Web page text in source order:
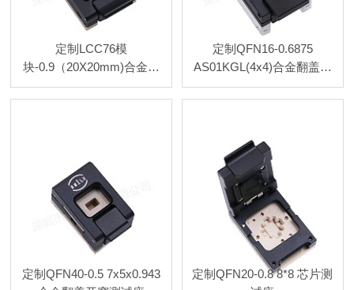
定制LCC76模
块-0.9（20X20mm)合金翻
盖探针测试座
定制QFN16-0.6875
AS01KGL(4x4)合金翻盖测
试座
定制QFN40-0.5 7x5x0.943
定制QFN20-0.8 8*8 芯片测